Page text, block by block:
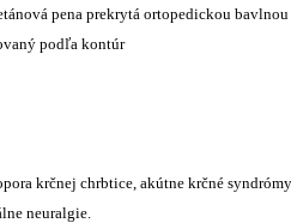
pena prekrytá ortopedickou bavlnou
podľa kontúr
krčnej chrbtice, akútne krčné
neuralgie.